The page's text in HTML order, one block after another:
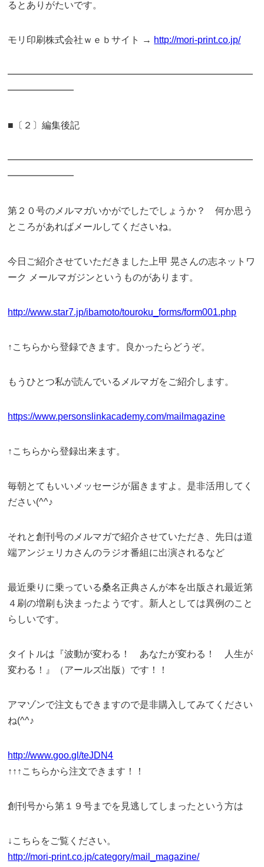
るとありがたいです。
モリ印刷株式会社ｗｅｂサイト → http://mori-print.co.jp/
━━━━━━━━━━━━━━━━━━━━━━━━━━
━━━━━━━
■〔２〕編集後記
━━━━━━━━━━━━━━━━━━━━━━━━━━
━━━━━━━
第２０号のメルマガいかがでしたでしょうか？ 何か思う
ところがあればメールしてくださいね。
今日ご紹介させていただきました上甲 晃さんの志ネットワ
ーク メールマガジンというものがあります。
http://www.star7.jp/ibamoto/touroku_forms/form001.php
↑こちらから登録できます。良かったらどうぞ。
もうひとつ私が読んでいるメルマガをご紹介します。
https://www.personslinkacademy.com/mailmagazine
↑こちらから登録出来ます。
毎朝とてもいいメッセージが届きますよ。是非活用してく
ださい(^^♪
それと創刊号のメルマガで紹介させていただき、先日は道
端アンジェリカさんのラジオ番組に出演されるなど
最近乗りに乗っている桑名正典さんが本を出版され最近第
４刷の増刷も決まったようです。新人としては異例のこと
らしいです。
タイトルは『波動が変わる！ あなたが変わる！ 人生が
変わる！』（アールズ出版）です！！
アマゾンで注文もできますので是非購入してみてください
ね(^^♪
http://www.goo.gl/teJDN4
↑↑↑こちらから注文できます！！
創刊号から第１９号までを見逃してしまったという方は
↓こちらをご覧ください。
http://mori-print.co.jp/category/mail_magazine/